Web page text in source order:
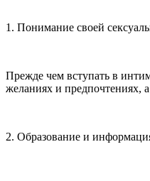
1. Понимание своей секс
Прежде чем вступать в
желаниях и предпочтениях,
2. Образование и